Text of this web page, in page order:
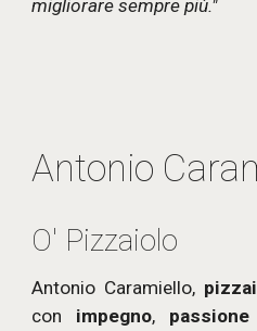
migliorare sempre più."
Antonio
O' Pizzaiolo
Antonio Caramiello,
con impegno, passione